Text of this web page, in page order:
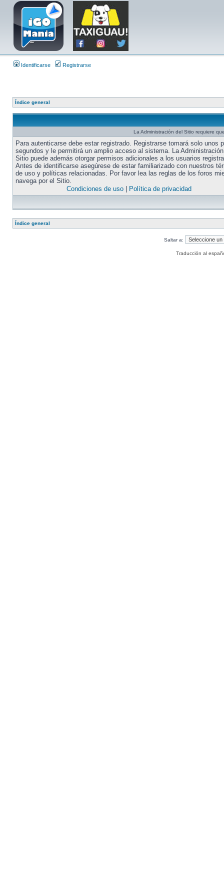
Identificarse Registrarse
Índice general
La Administración del Sitio requiere
Para autenticarse debe estar registrado. Registrarse tomará solo unos
segundos y le permitirá un amplio acceso al sistema. La
Sitio puede además otorgar permisos adicionales a los usuarios
Antes de identificarse asegúrese de estar familiarizado con nuestros
de uso y políticas relacionadas. Por favor lea las reglas de los foros
navega por el Sitio.
Condiciones de uso| Política de privacidad
Índice general
Saltar a:
Traducción al